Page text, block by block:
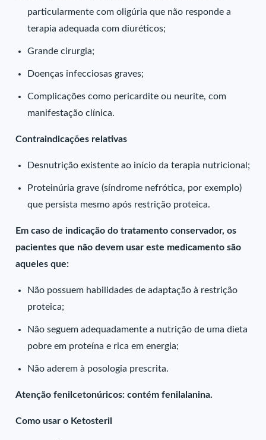
particularmente com oligúria que não responde a
terapia adequada com diuréticos;
Grande cirurgia;
Doenças infecciosas graves;
Complicações como pericardite ou neurite, com
manifestação clínica.
Contraindicações relativas
Desnutrição existente ao início da terapia nutricional;
Proteinúria grave (síndrome nefrótica, por exemplo)
que persista mesmo após restrição proteica.
Em caso de indicação do tratamento conservador, os
pacientes que não devem usar este medicamento são
aqueles que:
Não possuem habilidades de adaptação à restrição
proteica;
Não seguem adequadamente a nutrição de uma dieta
pobre em proteína e rica em energia;
Não aderem à posologia prescrita.
Atenção fenilcetonúricos: contém fenilalanina.
Como usar o Ketosteril